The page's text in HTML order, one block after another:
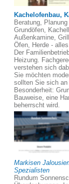
Kachelofenbau,
Beratung,
Grundöfen,
Außenkamine,
Öfen, Herde -
Der
Heizung.
verstehen sich
Sie möchten
sollten Sie sich an
Besonderheit:
Bauweise, eine
beherrscht wird.
Markisen
Spezialisten
Rundum